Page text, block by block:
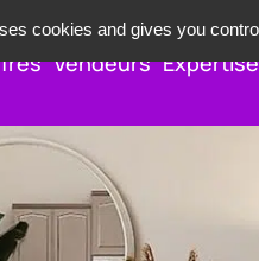
Vendeurs
cookies and gives you